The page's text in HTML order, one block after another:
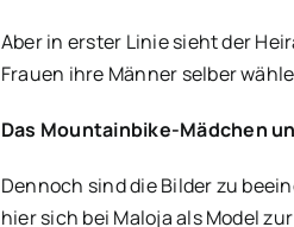
Aber in erster Linie sieht der
Frauen ihre Männer selber
Das Mountainbike-Mädchen
Dennoch sind die Bilder zu
hier sich bei Maloja als Model